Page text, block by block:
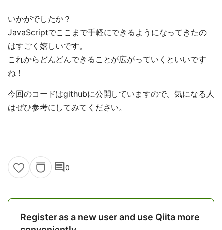
いかがでしたか？
JavaScriptでここまで手軽にできるようになってきたの
はすごく嬉しいです。
これからどんどんできることが広がっていくといいです
ね！
今回のコードはgithubに公開していますので、気になる人
はぜひ参考にしてみてください。
comment0
Register as a new user and use Qiita more